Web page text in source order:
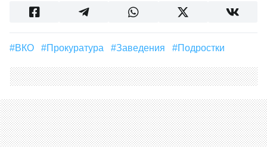
#ВКО #прокуратура #заведения #подростки